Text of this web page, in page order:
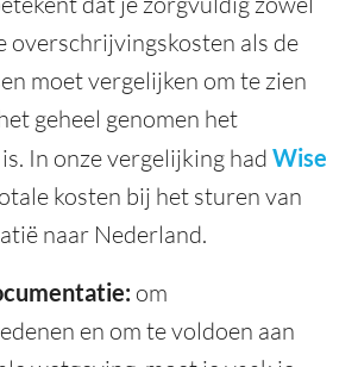
overschrijvingskosten als de
moet vergelijken om te zien
geheel genomen het
In onze vergelijking had Wise
kosten bij het sturen van
naar Nederland.
om
en om te voldoen aan